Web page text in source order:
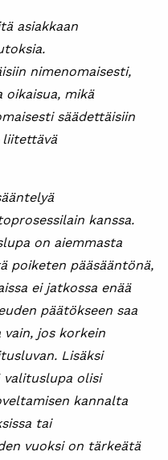
asiakkaan
nimenomaisesti,
oikaisua, mikä
säädettäisiin
liitettävä
kanssa.
on aiemmasta
poiketen pääsääntönä,
ei jatkossa enää
päätökseen saa
jos korkein
Lisäksi
valituslupa olisi
kannalta
tai
vuoksi on tärkeätä